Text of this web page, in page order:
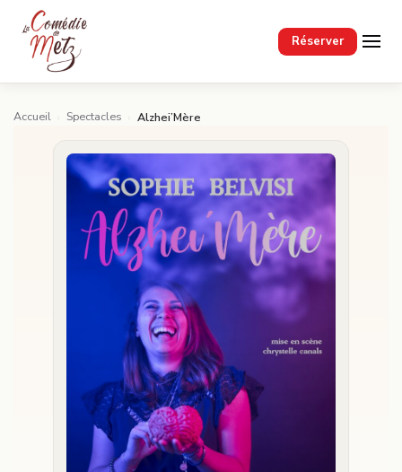
Réserver
Passer au contenu principal
Accueil Spectacles Alzhei’Mère